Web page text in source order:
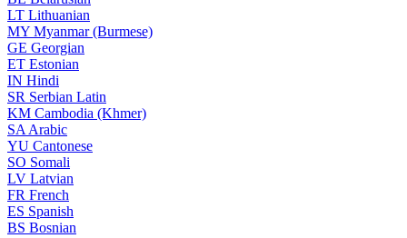
LT Lithuanian
MY Myanmar (Burmese)
GE Georgian
ET Estonian
IN Hindi
SR Serbian Latin
KM Cambodia (Khmer)
SA Arabic
YU Cantonese
SO Somali
LV Latvian
FR French
ES Spanish
BS Bosnian